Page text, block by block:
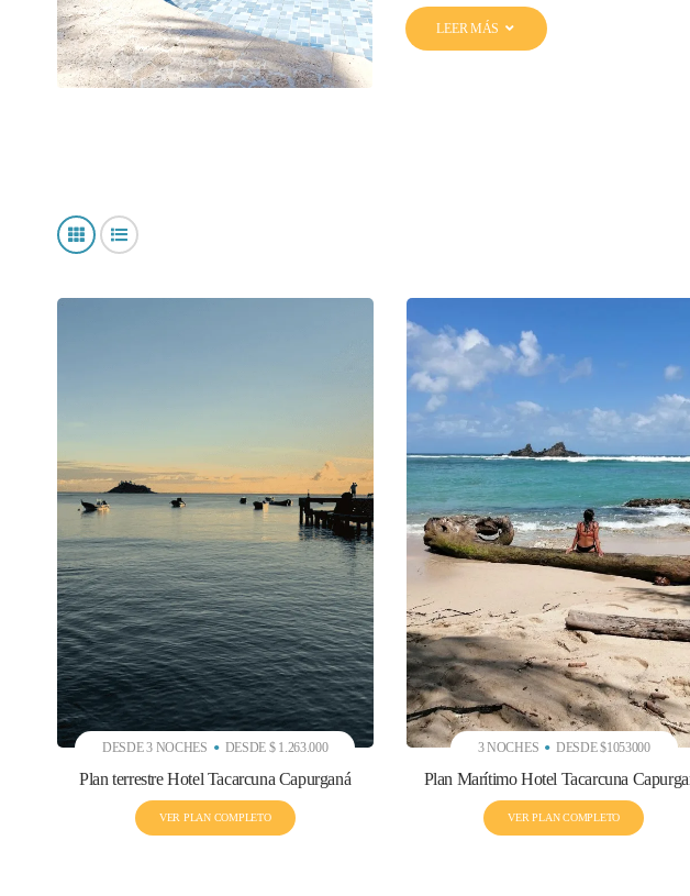
equipado para garantizar una
vistas impresionantes de la selva y el
La gastronomía es otro aspecto
hotel ofrece una deliciosa variedad de
ingredientes frescos y de alta calidad.
ambiente acogedor, con vistas
La ubicación del Hotel Tacarcuna
encantador pueblo de Capurganá,
sus calles, visitar tiendas locales y
perfectamente la estancia en el hotel.
En resumen, el Hotel Tacarcuna
desconectarse del bullicio de la ciudad
excelente ubicación, cómodas
convertido en un destino de elección
que el Hotel Tacarcuna Capurganá
paraíso colombiano.
LEER MÁS
Mostrar elementos como una cuadrícula
Mostrar elementos como una lista
DESDE 3 NOCHES DESDE $ 1.263.000
Plan terrestre Hotel Tacarcuna Capurganá
VER PLAN COMPLETO
3 NOCHES DESDE $1053000
Plan Marítimo Hotel Tacarcuna
VER PLAN COMPLETO